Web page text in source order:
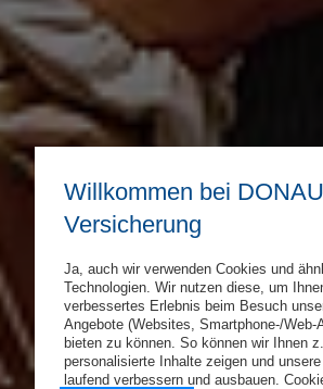
Willkommen bei DONAU
Versicherung
Ja, auch wir verwenden Cookies und
Technologien. Wir nutzen diese, um
verbessertes Erlebnis beim Besuch
Angebote (Websites, Smartphone-/Web-
bieten zu können. So können wir Ihnen
personalisierte Inhalte zeigen und
laufend verbessern und ausbauen.